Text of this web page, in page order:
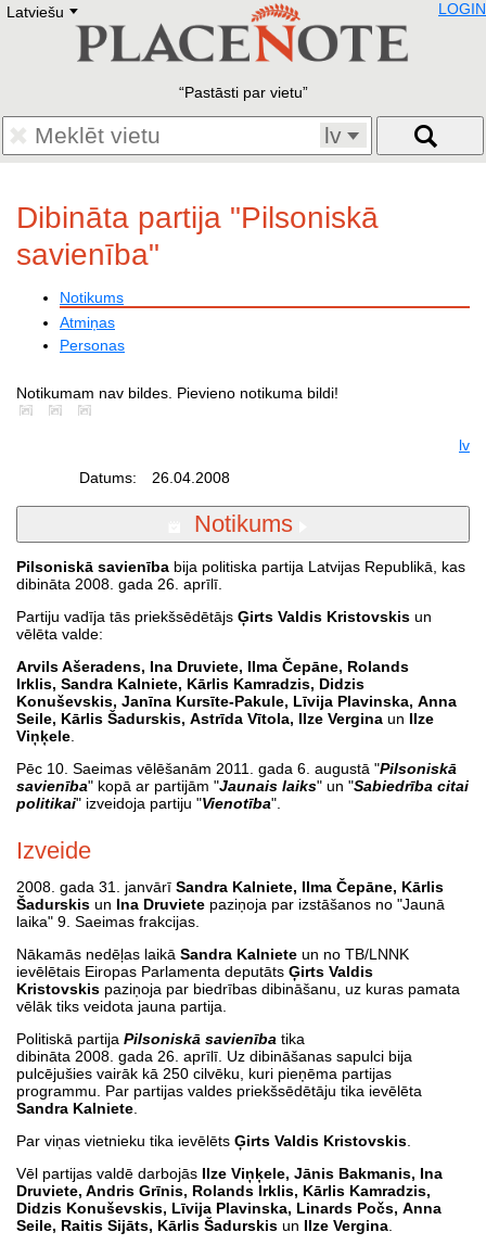
Latviešu E
Deutsch
Francais
Polski
Eestikeelne
LOGIN
Pastāsti par vietu
lv
Dibināta partija "Pilsoniskā
savienība"
Notikums
Atmiņas
Personas
Notikumam nav bildes. Pievieno notikuma bildi!
lv
Datums:
26.04.2008
Notikums
Pilsoniskā savienība bija politiska partija Latvijas Republikā, kas
dibināta 2008. gada 26. aprīlī.
Partiju vadīja tās priekšsēdētājs Ģirts Valdis Kristovskis un
vēlēta valde:
Arvils Ašeradens, Ina Druviete, Ilma Čepāne, Rolands
Irklis, Sandra Kalniete, Kārlis Kamradzis, Didzis
Konuševskis, Janīna Kursīte-Pakule, Līvija Plavinska, Anna
Seile, Kārlis Šadurskis, Astrīda Vītola, Ilze Vergina un Ilze
Viņķele
Pēc 10. Saeimas vēlēšanām 2011. gada 6. augustā "Pilsoniskā
savienība" kopā ar partijām "Jaunais laiks" un "Sabiedrība citai
politikai" izveidoja partiju "Vienotība".
Izveide
2008. gada 31. janvārī Sandra Kalniete, Ilma Čepāne, Kārlis
Šadurskis un Ina Druviete paziņoja par izstāšanos no "Jaunā
laika" 9. Saeimas frakcijas.
Nākamās nedēļas laikā Sandra Kalniete un no TB/LNNK
ievēlētais Eiropas Parlamenta deputāts Ģirts Valdis
Kristovskis paziņoja par biedrības dibināšanu, uz kuras pamata
vēlāk tiks veidota jauna partija.
Politiskā partija Pilsoniskā savienība tika
dibināta 2008. gada 26. aprīlī. Uz dibināšanas sapulci bija
pulcējušies vairāk kā 250 cilvēku, kuri pieņēma partijas
programmu. Par partijas valdes priekšsēdētāju tika ievēlēta
Sandra Kalniete
Par viņas vietnieku tika ievēlēts Ģirts Valdis Kristovskis
Vēl partijas valdē darbojās Ilze Viņķele, Jānis Bakmanis, Ina
Druviete, Andris Grīnis, Rolands Irklis, Kārlis Kamradzis,
Didzis Konuševskis, Līvija Plavinska, Linards Počs, Anna
Seile, Raitis Sijāts, Kārlis Šadurskis un Ilze Vergina